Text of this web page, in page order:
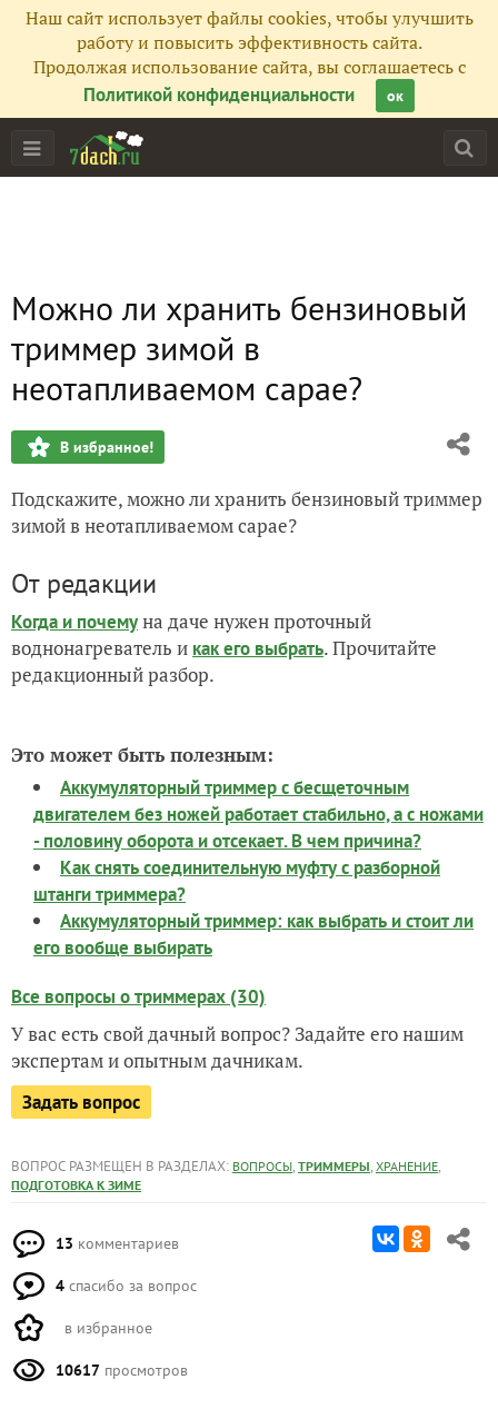
Наш сайт использует файлы cookies, чтобы улучшить
работу и повысить эффективность сайта.
Продолжая использование сайта, вы соглашаетесь с
Политикой конфиденциальности
ок
Можно ли хранить бензиновый
триммер зимой в
неотапливаемом сарае?
В избранное!
Подскажите, можно ли хранить бензиновый триммер
зимой в неотапливаемом сарае?
От редакции
Когда и почемуна даче нужен проточный
воднонагреватель и как его выбрать. Прочитайте
редакционный разбор.
Это может быть полезным:
Аккумуляторный триммер с бесщеточным
двигателем без ножей работает стабильно, а с ножами
- половину оборота и отсекает. В чем причина?
Как снять соединительную муфту с разборной
штанги триммера?
Аккумуляторный триммер: как выбрать и стоит ли
его вообще выбирать
Все вопросы о триммерах (30)
У вас есть свой дачный вопрос? Задайте его нашим
экспертам и опытным дачникам.
Задать вопрос
ВОПРОС РАЗМЕЩЕН В РАЗДЕЛАХ: ВОПРОСЫ, ТРИММЕРЫ, ХРАНЕНИЕ,
ПОДГОТОВКА К ЗИМЕ
13 комментариев
4 спасибо за вопрос
в избранное
10617 просмотров